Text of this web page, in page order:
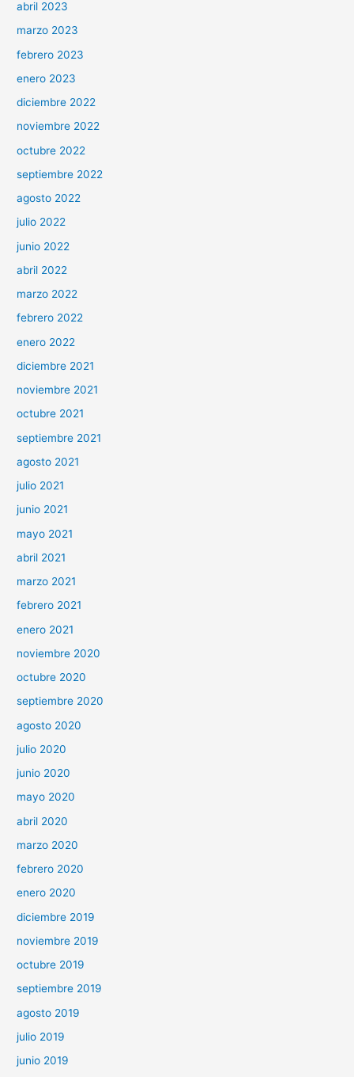
abril 2023
marzo 2023
febrero 2023
enero 2023
diciembre 2022
noviembre 2022
octubre 2022
septiembre 2022
agosto 2022
julio 2022
junio 2022
abril 2022
marzo 2022
febrero 2022
enero 2022
diciembre 2021
noviembre 2021
octubre 2021
septiembre 2021
agosto 2021
julio 2021
junio 2021
mayo 2021
abril 2021
marzo 2021
febrero 2021
enero 2021
noviembre 2020
octubre 2020
septiembre 2020
agosto 2020
julio 2020
junio 2020
mayo 2020
abril 2020
marzo 2020
febrero 2020
enero 2020
diciembre 2019
noviembre 2019
octubre 2019
septiembre 2019
agosto 2019
julio 2019
junio 2019